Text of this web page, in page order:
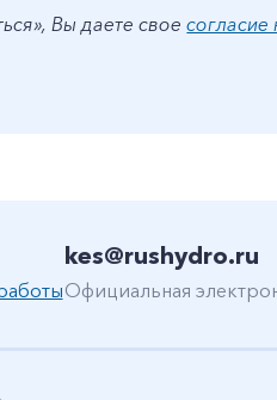
Вы даете свое
kes@rushydro.ru
Официальная